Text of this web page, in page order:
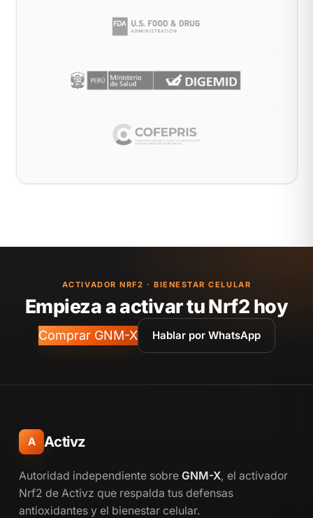
ACTIVADOR NRF2 · BIENESTAR CELULAR
Empieza a activar tu Nrf2 hoy
Comprar GNM-X Hablar por WhatsApp
A Activz
Autoridad independiente sobre GNM-X, el activador
Nrf2 de Activz que respalda tus defensas
antioxidantes y el bienestar celular.